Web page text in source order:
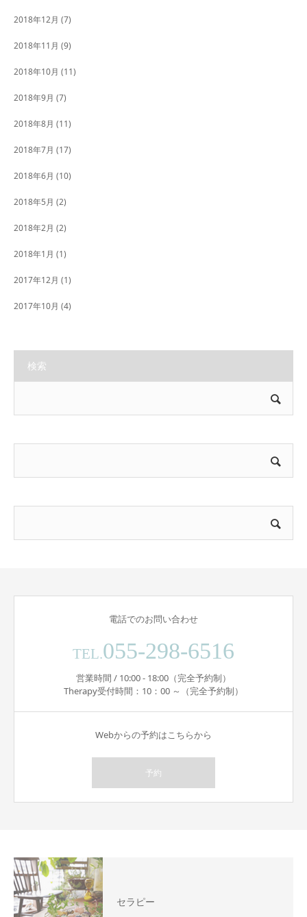
2018年12月 (7)
2018年11月 (9)
2018年10月 (11)
2018年9月 (7)
2018年8月 (11)
2018年7月 (17)
2018年6月 (10)
2018年5月 (2)
2018年2月 (2)
2018年1月 (1)
2017年12月 (1)
2017年10月 (4)
検索
電話でのお問い合わせ
TEL.055-298-6516
営業時間 / 10:00 - 18:00（完全予約制）
Therapy受付時間：10：00 ～（完全予約制）
Webからの予約はこちらから
予約
セラピー